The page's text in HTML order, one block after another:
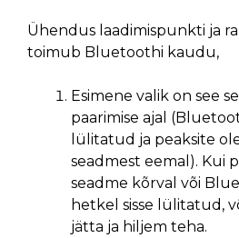
Ühendus laadimispunkti ja
toimub Bluetoothi kaudu,
Esimene valik on see
paarimise ajal
lülitatud ja peaksite
seadmest eemal). Kui
seadme kõrval või
hetkel sisse lülitatud,
jätta ja hiljem teha.